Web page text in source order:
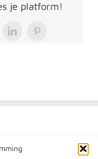
je platform!
LinkedInPinterest